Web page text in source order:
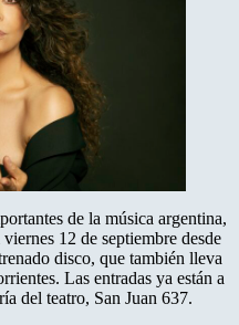
de la música argentina,
12 de septiembre desde
disco, que también lleva
Las entradas ya están a
del teatro, San Juan 637.